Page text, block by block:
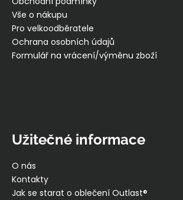
Vše o nákupu
Pro velkoodběratele
Ochrana osobních údajů
Formulář na vrácení/výměnu zboží
Užitečné informace
O nás
Kontakty
Jak se starat o oblečení Outlast®